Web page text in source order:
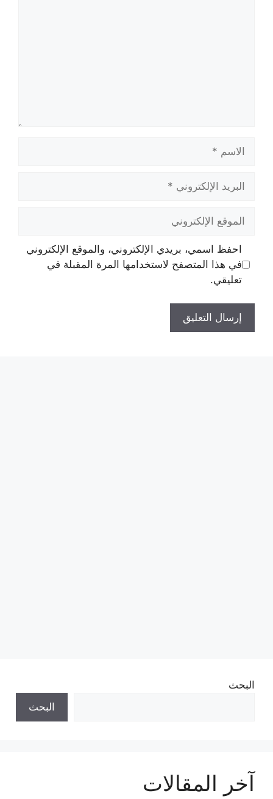
الاسم
البريد
الإلكتروني
الموقع
الإلكتروني
احفظ اسمي، بريدي الإلكتروني، والموقع الإلكتروني
في هذا المتصفح لاستخدامها المرة المقبلة في
تعليقي.
البحث
البحث
آخر المقالات